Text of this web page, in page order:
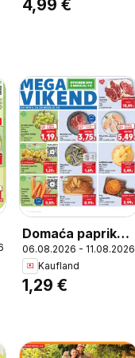
Paprika sa
4,99 €
Domaća paprika
rotunda, 1 kg,
MPC
1.8.2025=1,99€
06.08.2026 - 11.08.2026
Kaufland
1,29 €